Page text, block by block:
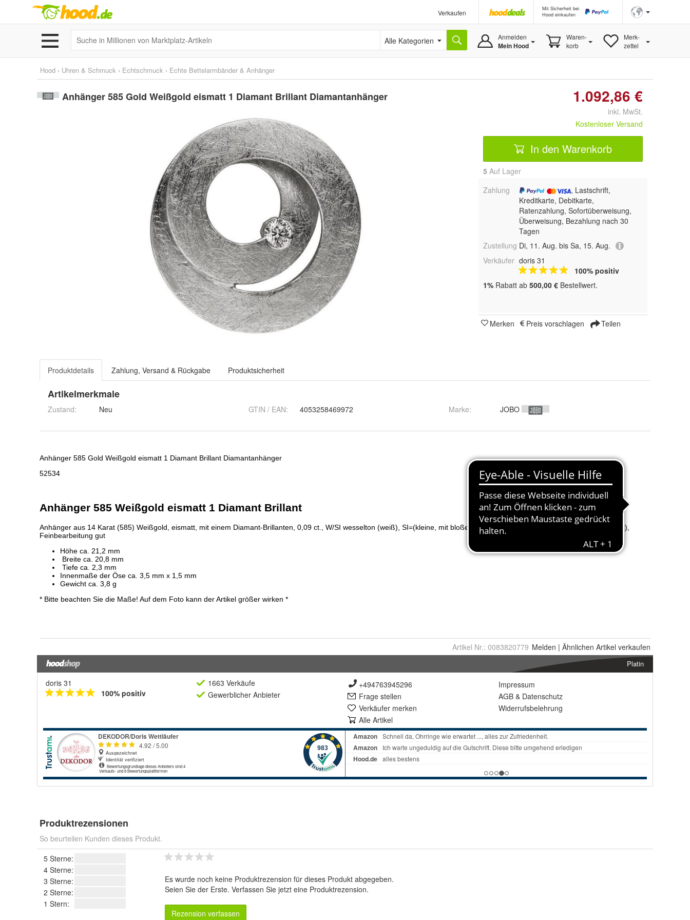
Verkaufen
Mit Sicherheit bei
Hood einkaufen
Alle Kategorien Anmelden
Mein Hood
Waren-
korb
Merk-
zettel
Hood › Uhren & Schmuck › Echtschmuck › Echte Bettelarmbänder & Anhänger
Anhänger 585 Gold Weißgold eismatt 1 Diamant Brillant Diamantanhänger 1.092,86 €
inkl. MwSt.
Kostenloser Versand
In den Warenkorb
5 Auf Lager
Zahlung
, Lastschrift,
Kreditkarte, Debitkarte,
Ratenzahlung, Sofortüberweisung,
Überweisung, Bezahlung nach 30
Tagen
Zustellung Di, 11. Aug. bis Sa, 15. Aug.
Verkäufer doris 31
100% positiv
1% Rabatt ab 500,00 € Bestellwert.
Merken Preis vorschlagen Teilen
Produktdetails Zahlung, Versand & Rückgabe Produktsicherheit
Artikelmerkmale
Zustand: Neu GTIN / EAN: 4053258469972 Marke: JOBO
Artikel Nr.: 0083820779 Melden | Ähnlichen Artikel verkaufen
Platin
doris 31
100% positiv
1663 Verkäufe
Gewerblicher Anbieter
+494763945296
Frage stellen
Verkäufer merken
Alle Artikel
Impressum
AGB & Datenschutz
Widerrufsbelehrung
Produktrezensionen
So beurteilen Kunden dieses Produkt.
5 Sterne:
4 Sterne:
3 Sterne:
2 Sterne:
1 Stern:
Es wurde noch keine Produktrezension für dieses Produkt abgegeben.
Seien Sie der Erste. Verfassen Sie jetzt eine Produktrezension.
Rezension verfassen